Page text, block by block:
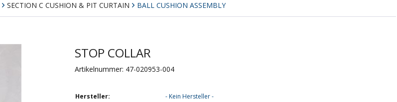
SECTION C CUSHION & PIT CURTAIN BALL CUSHION ASSEMBLY
STOP COLLAR
Artikelnummer: 47-020953-004
Hersteller: - Kein Hersteller -